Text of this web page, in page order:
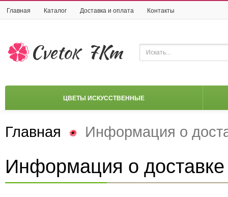
Главная Каталог Доставка и оплата Контакты
ЦВЕТЫ ИСКУССТВЕННЫЕ
Главная Информация о
Информация о